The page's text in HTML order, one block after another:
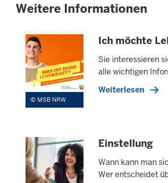
Weitere Informationen
MSB NRW
Ich möchte
Sie interessieren
alle wichtigen
Weiterlesen
Einstellung
Wann kann man
Wer entscheidet